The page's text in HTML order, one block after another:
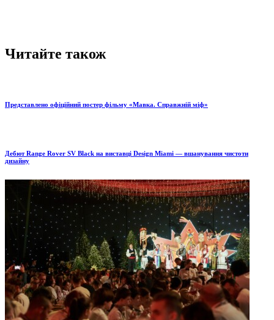
Читайте також
Представлено офіційний постер фільму «Мавка. Справжній міф»
Дебют Range Rover SV Black на виставці Design Miami — вшанування чистоти
дизайну